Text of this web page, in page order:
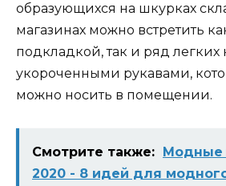
образующихся на шкурках
магазинах можно встретить
подкладкой, так и ряд легких
укороченными рукавами,
можно носить в помещении.
Смотрите также: Модные
2020 - 8 идей для